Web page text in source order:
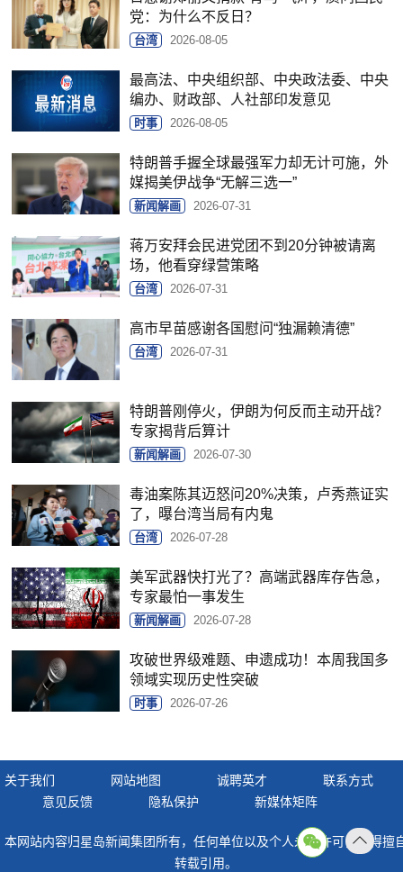
党：为什么不反日？
台湾 2026-08-05
最高法、中央组织部、中央政法委、中央
编办、财政部、人社部印发意见
时事 2026-08-05
特朗普手握全球最强军力却无计可施，外
媒揭美伊战争“无解三选一”
新闻解画 2026-07-31
蒋万安拜会民进党团不到20分钟被请离
场，他看穿绿营策略
台湾 2026-07-31
高市早苗感谢各国慰问“独漏赖清德”
台湾 2026-07-31
特朗普刚停火，伊朗为何反而主动开战？
专家揭背后算计
新闻解画 2026-07-30
毒油案陈其迈怒问20%决策，卢秀燕证实
了，曝台湾当局有内鬼
台湾 2026-07-28
美军武器快打光了？高端武器库存告急，
专家最怕一事发生
新闻解画 2026-07-28
攻破世界级难题、申遗成功！本周我国多
领域实现历史性突破
时事 2026-07-26
关于我们 网站地图 诚聘英才
联系方式
意见反馈
隐私保护 新媒体矩阵
本网站内容归星岛新闻集团所有，任何单位以及个人未经许可，不得擅
转载引用。